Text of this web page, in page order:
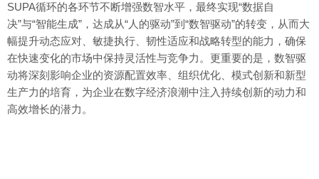
SUPA循环的各环节不断增强数智水平，最终实现“数据自
决”与“智能生成”，达成从“人的驱动”到“数智驱动”的转变，从而大
幅提升动态应对、敏捷执行、韧性适应和战略转型的能力，确保
在快速变化的市场中保持灵活性与竞争力。更重要的是，数智驱
动将深刻影响企业的资源配置效率、组织优化、模式创新和新型
生产力的培育，为企业在数字经济浪潮中注入持续创新的动力和
高效增长的潜力。